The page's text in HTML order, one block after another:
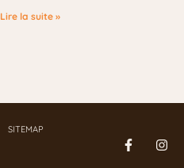
Lire la suite »
SITEMAP